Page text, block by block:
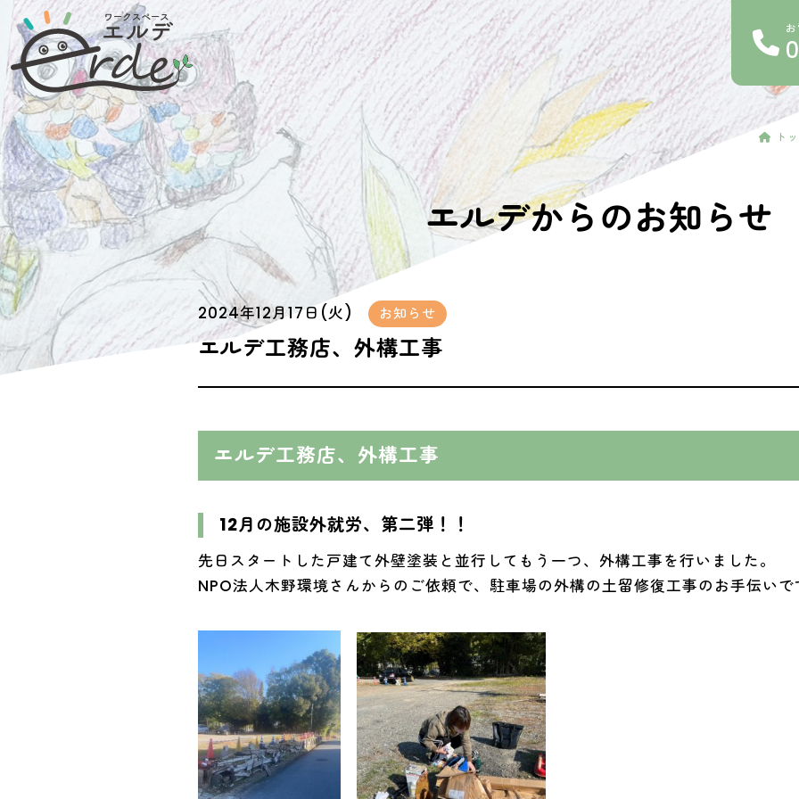
ト
エルデからのお知らせ
2024年12月17日(火) お知らせ
エルデ工務店、外構工事
エルデ工務店、外構工事
12月の施設外就労、第二弾！！
先日スタートした戸建て外壁塗装と並行してもう一つ、外構工事を行いました。
NPO法人木野環境さんからのご依頼で、駐車場の外構の土留修復工事のお手伝いで